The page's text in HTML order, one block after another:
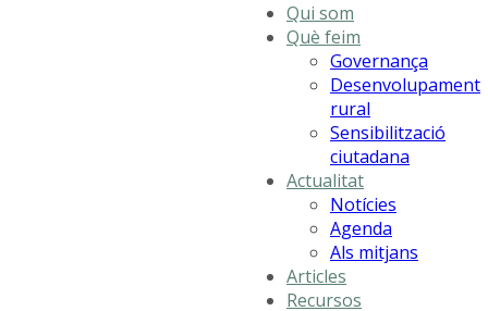
Qui som
Què feim
Governança
Desenvolupament
rural
Sensibilització
ciutadana
Actualitat
Notícies
Agenda
Als mitjans
Articles
Recursos